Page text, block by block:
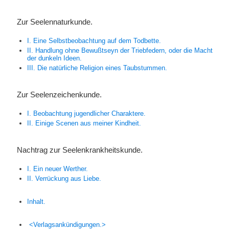
Zur Seelennaturkunde.
I. Eine Selbstbeobachtung auf dem Todbette.
II. Handlung ohne Bewußtseyn der Triebfedern, oder die Macht
der dunkeln Ideen.
III. Die natürliche Religion eines Taubstummen.
Zur Seelenzeichenkunde.
I. Beobachtung jugendlicher Charaktere.
II. Einige Scenen aus meiner Kindheit.
Nachtrag zur Seelenkrankheitskunde.
I. Ein neuer Werther.
II. Verrückung aus Liebe.
Inhalt.
<Verlagsankündigungen.>